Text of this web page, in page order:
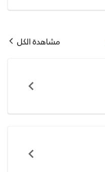
مشاهدة الكل